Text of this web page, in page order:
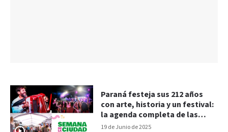
19 de Junio de 2025
Paraná festeja sus 212 años
con arte, historia y un festival:
la agenda completa de las
actividades